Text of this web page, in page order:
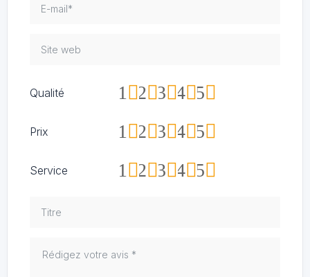
Qualité 5
4
3
2
1
Prix 5
4
3
2
1
Service 5
4
3
2
1